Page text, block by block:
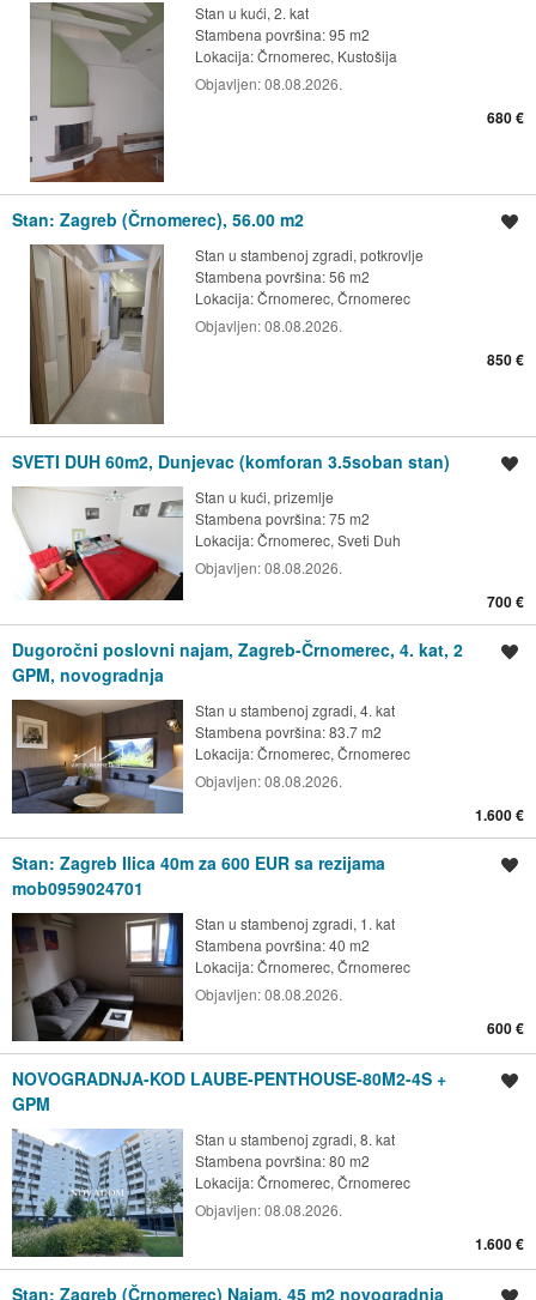
Stan u kući, 2. kat
Stambena površina: 95 m2
Lokacija:Črnomerec, Kustošija
Objavljen:08.08.2026.
680 €
Stan: Zagreb (Črnomerec), 56.00 m2
Stan u stambenoj zgradi, potkrovlje
Stambena površina: 56 m2
Lokacija:Črnomerec, Črnomerec
Objavljen:08.08.2026.
850 €
SVETI DUH 60m2, Dunjevac (komforan 3.5soban stan)
Stan u kući, prizemlje
Stambena površina: 75 m2
Lokacija:Črnomerec, Sveti Duh
Objavljen:08.08.2026.
700 €
Dugoročni poslovni najam, Zagreb-Črnomerec, 4. kat, 2
GPM, novogradnja
Stan u stambenoj zgradi, 4. kat
Stambena površina: 83.7 m2
Lokacija:Črnomerec, Črnomerec
Objavljen:08.08.2026.
1.600 €
Stan: Zagreb Ilica 40m za 600 EUR sa rezijama
mob0959024701
Stan u stambenoj zgradi, 1. kat
Stambena površina: 40 m2
Lokacija:Črnomerec, Črnomerec
Objavljen:08.08.2026.
600 €
NOVOGRADNJA-KOD LAUBE-PENTHOUSE-80M2-4S +
GPM
Stan u stambenoj zgradi, 8. kat
Stambena površina: 80 m2
Lokacija:Črnomerec, Črnomerec
Objavljen:08.08.2026.
1.600 €
Stan: Zagreb (Črnomerec) Najam, 45 m2 novogradnja